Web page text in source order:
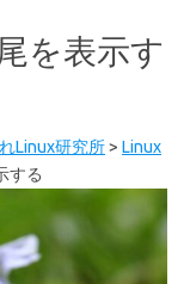
を表示す
Linux研究所> Linux
する